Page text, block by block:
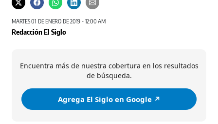
MARTES 01 DE ENERO DE 2019 - 12:00 AM
Redacción El Siglo
Encuentra más de nuestra cobertura en los resultados
de búsqueda.
Agrega El Siglo en Google ↗️